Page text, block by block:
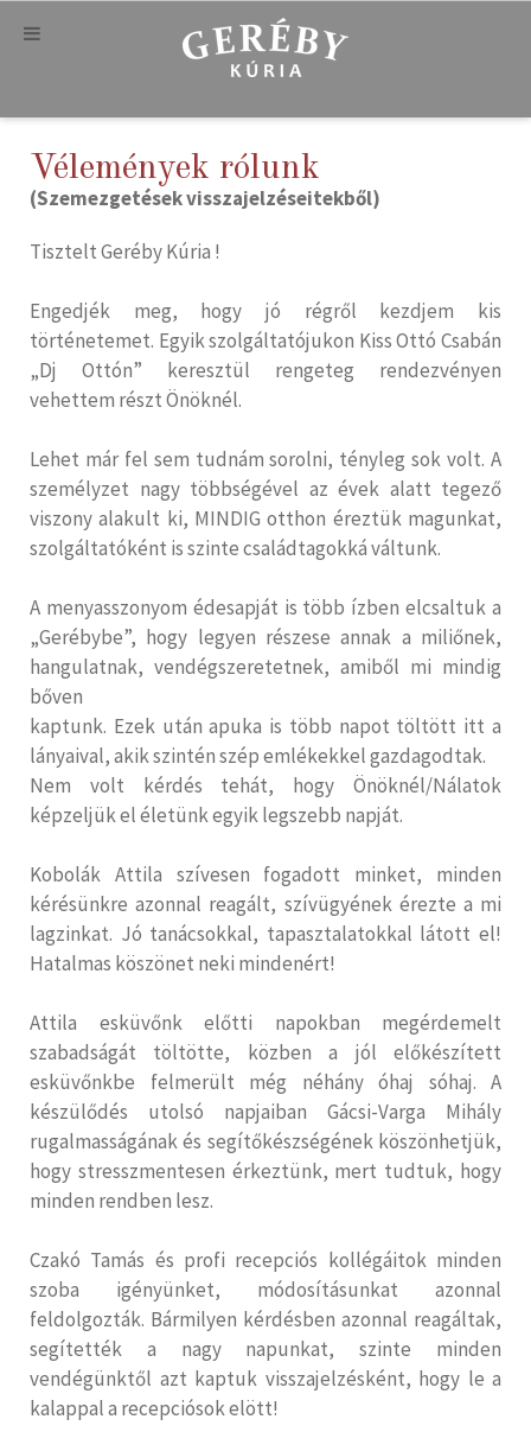
Vélemények rólunk
(Szemezgetések visszajelzéseitekből)
Tisztelt Geréby Kúria !
Engedjék meg, hogy jó régről kezdjem kis
történetemet. Egyik szolgáltatójukon Kiss Ottó Csabán
„Dj Ottón” keresztül rengeteg rendezvényen
vehettem részt Önöknél.
Lehet már fel sem tudnám sorolni, tényleg sok volt. A
személyzet nagy többségével az évek alatt tegező
viszony alakult ki, MINDIG otthon éreztük magunkat,
szolgáltatóként is szinte családtagokká váltunk.
A menyasszonyom édesapját is több ízben elcsaltuk a
„Gerébybe”, hogy legyen részese annak a miliőnek,
hangulatnak, vendégszeretetnek, amiből mi mindig
bőven
kaptunk. Ezek után apuka is több napot töltött itt a
lányaival, akik szintén szép emlékekkel gazdagodtak.
Nem volt kérdés tehát, hogy Önöknél/Nálatok
képzeljük el életünk egyik legszebb napját.
Kobolák Attila szívesen fogadott minket, minden
kérésünkre azonnal reagált, szívügyének érezte a mi
lagzinkat. Jó tanácsokkal, tapasztalatokkal látott el!
Hatalmas köszönet neki mindenért!
Attila esküvőnk előtti napokban megérdemelt
szabadságát töltötte, közben a jól előkészített
esküvőnkbe felmerült még néhány óhaj sóhaj. A
készülődés utolsó napjaiban Gácsi-Varga Mihály
rugalmasságának és segítőkészségének köszönhetjük,
hogy stresszmentesen érkeztünk, mert tudtuk, hogy
minden rendben lesz.
Czakó Tamás és profi recepciós kollégáitok minden
szoba igényünket, módosításunkat azonnal
feldolgozták. Bármilyen kérdésben azonnal reagáltak,
segítették a nagy napunkat, szinte minden
vendégünktől azt kaptuk visszajelzésként, hogy le a
kalappal a recepciósok elött!